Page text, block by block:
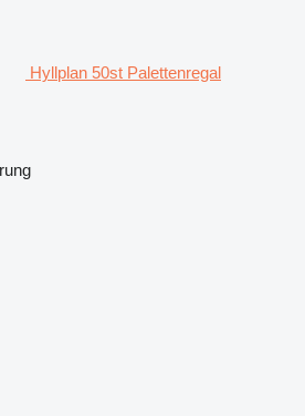
Hyllplan 50st Palettenregal